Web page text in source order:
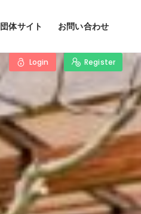
団体サイト お問い合わせ
Login Register